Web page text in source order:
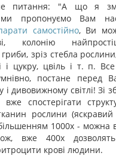
питання: "А що я
ми пропонуємо Вам
самостійно, Ви
колонію
гриби, зріз стебла
і цукру, цвіль і т. п.
постане перед
і дивовижному світлі! Зі
спостерігати
рослини
1000х - можна
вже 400х
крові людини.